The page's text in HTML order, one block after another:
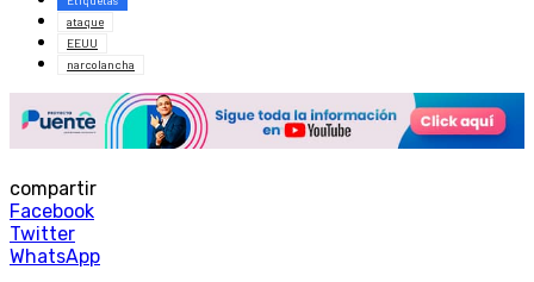
ataque
EEUU
narcolancha
compartir
Facebook
Twitter
WhatsApp